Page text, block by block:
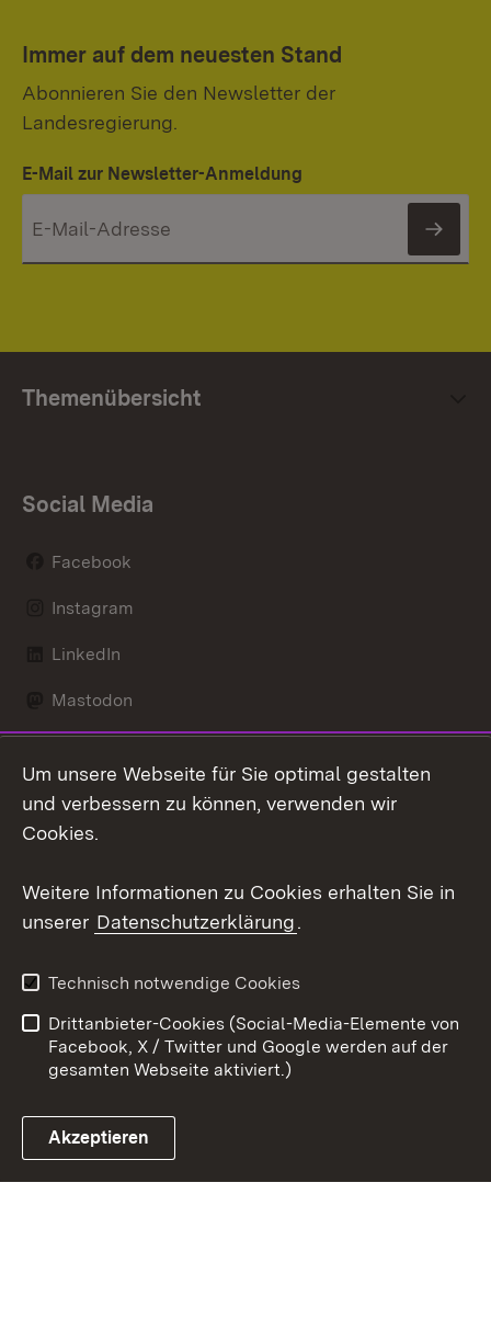
Immer auf dem neuesten Stand
Abonnieren Sie den Newsletter der
Landesregierung.
E-Mail zur Newsletter-Anmeldung
Themenübersicht
Social Media
Facebook
Instagram
LinkedIn
Mastodon
X / Twitter
Youtube
Link zum Landesportal
Kontakt
Datenschutz
Barrierefreiheit
Impressum Cookies
Um unsere Webseite für Sie optimal gestalten
und verbessern zu können, verwenden wir
Cookies.
Weitere Informationen zu Cookies erhalten Sie in
unserer Datenschutzerklärung.
Technisch notwendige Cookies
Drittanbieter-Cookies (Social-Media-Elemente von
Facebook, X / Twitter und Google werden auf der
gesamten Webseite aktiviert.)
Akzeptieren